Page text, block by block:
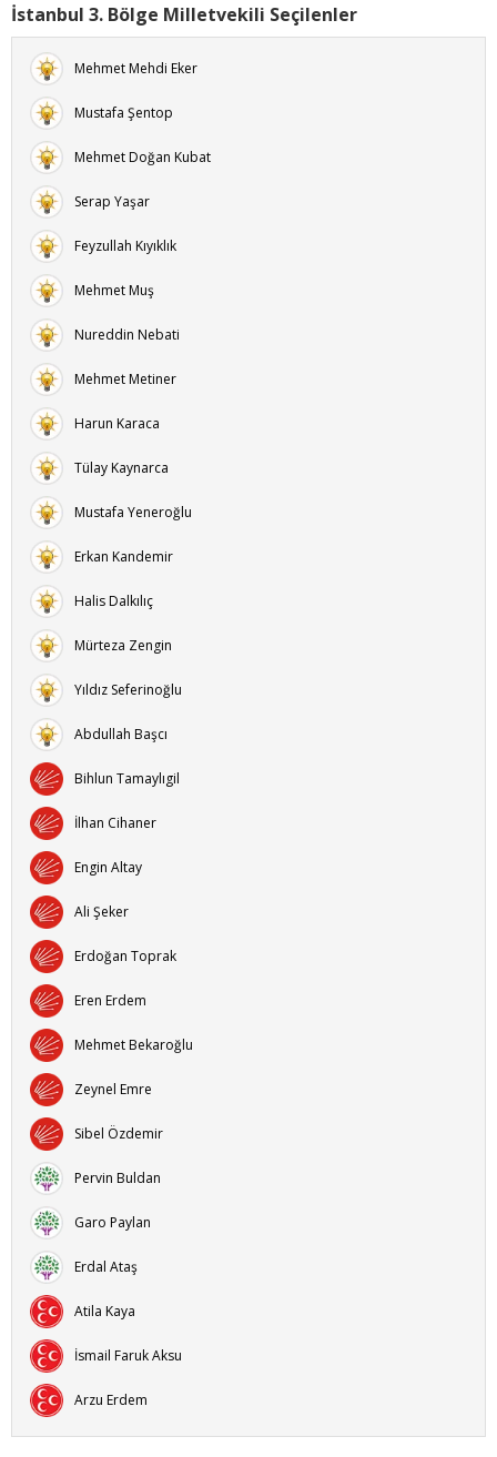
İstanbul 3. Bölge Milletvekili Seçilenler
Mehmet Mehdi Eker
Mustafa Şentop
Mehmet Doğan Kubat
Serap Yaşar
Feyzullah Kıyıklık
Mehmet Muş
Nureddin Nebati
Mehmet Metiner
Harun Karaca
Tülay Kaynarca
Mustafa Yeneroğlu
Erkan Kandemir
Halis Dalkılıç
Mürteza Zengin
Yıldız Seferinoğlu
Abdullah Başcı
Bihlun Tamaylıgil
İlhan Cihaner
Engin Altay
Ali Şeker
Erdoğan Toprak
Eren Erdem
Mehmet Bekaroğlu
Zeynel Emre
Sibel Özdemir
Pervin Buldan
Garo Paylan
Erdal Ataş
Atila Kaya
İsmail Faruk Aksu
Arzu Erdem